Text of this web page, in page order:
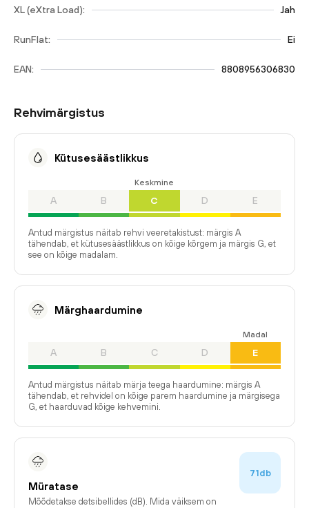
XL (eXtra Load): Jah
RunFlat: Ei
EAN: 8808956306830
Rehvimärgistus
Kütusesäästlikkus
A B
Keskmine
C D E
Antud märgistus näitab rehvi veeretakistust: märgis A
tähendab, et kütusesäästlikkus on kõige kõrgem ja märgis G, et
see on kõige madalam.
Märghaardumine
A B C D
Madal
E
Antud märgistus näitab märja teega haardumine: märgis A
tähendab, et rehvidel on kõige parem haardumine ja märgisega
G, et haarduvad kõige kehvemini.
Müratase
Mõõdetakse detsibellides (dB). Mida väiksem on
71db